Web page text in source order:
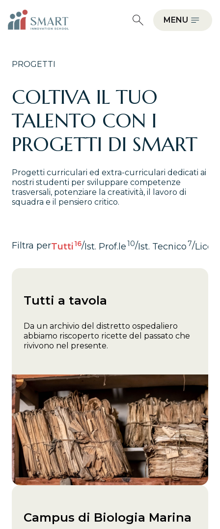
MENU
PROGETTI
COLTIVA IL TUO
TALENTO CON I
PROGETTI DI SMART
Progetti curriculari ed extra-curriculari dedicati ai
nostri studenti per sviluppare competenze
trasversali, potenziare la creatività, il lavoro di
squadra e il pensiero critico.
Filtra perTutti16/Ist. Prof.le10/Ist. Tecnico 7/
Tutti a tavola
Da un archivio del distretto ospedaliero
abbiamo riscoperto ricette del passato che
rivivono nel presente.
Campus di Biologia Marina